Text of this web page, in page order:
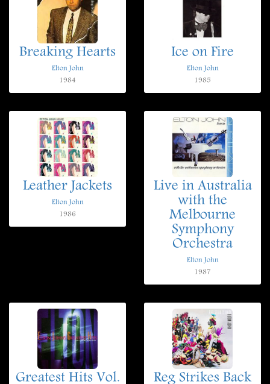
Breaking Hearts
Elton John
1984
Ice on Fire
Elton John
1985
Leather Jackets
Elton John
1986
Live in Australia
with the
Melbourne
Symphony
Orchestra
Elton John
1987
Greatest Hits Vol.
Reg Strikes Back